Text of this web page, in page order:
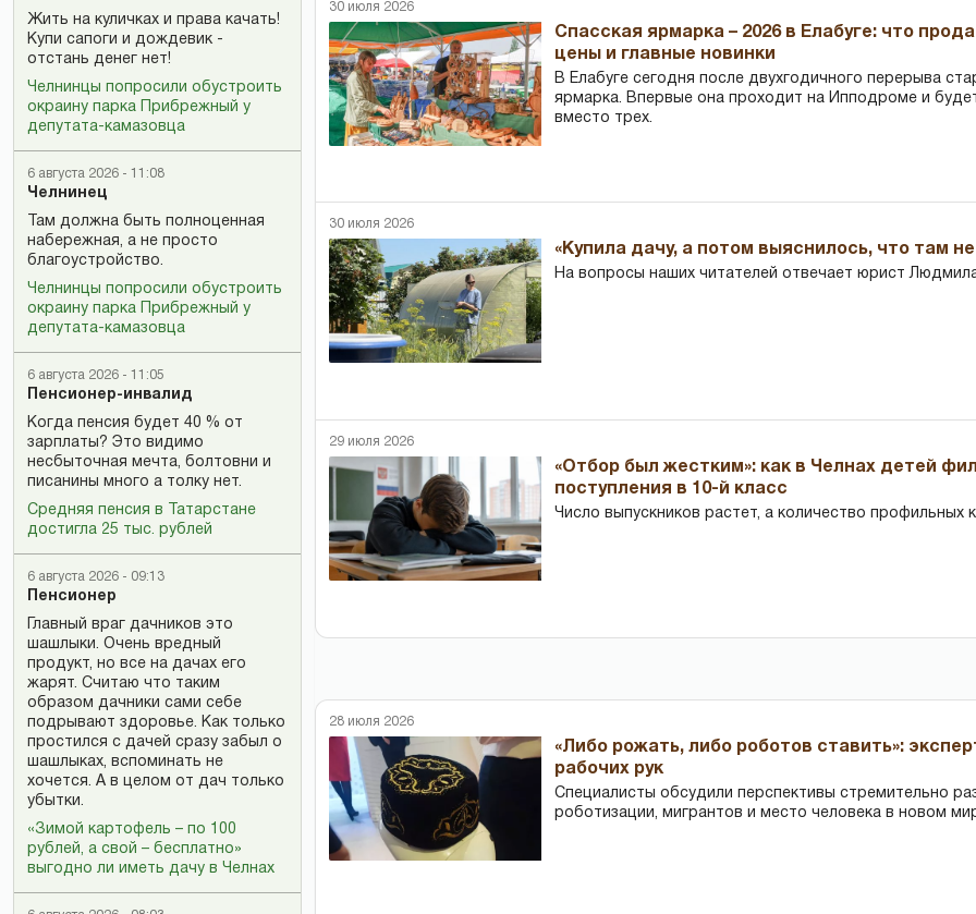
Жить на куличках и права качать!
Купи сапоги и дождевик -
отстань денег нет!
Челнинцы попросили обустроить
окраину парка Прибрежный у
депутата-камазовца
6 августа 2026 - 11:08
Челнинец
Там должна быть полноценная
набережная, а не просто
благоустройство.
Челнинцы попросили обустроить
окраину парка Прибрежный у
депутата-камазовца
6 августа 2026 - 11:05
Пенсионер-инвалид
Когда пенсия будет 40 % от
зарплаты? Это видимо
несбыточная мечта, болтовни и
писанины много а толку нет.
Средняя пенсия в Татарстане
достигла 25 тыс. рублей
6 августа 2026 - 09:13
Пенсионер
Главный враг дачников это
шашлыки. Очень вредный
продукт, но все на дачах его
жарят. Считаю что таким
образом дачники сами себе
подрывают здоровье. Как только
простился с дачей сразу забыл о
шашлыках, вспоминать не
хочется. А в целом от дач только
убытки.
«Зимой картофель – по 100
рублей, а свой – бесплатно»
выгодно ли иметь дачу в Челнах
30 июля 2026
Спасская ярмарка – 2026 в Елабуге: что
цены и главные новинки
В Елабуге сегодня после двухгодичного перерыва
ярмарка. Впервые она проходит на Ипподроме и
вместо трех.
30 июля 2026
«Купила дачу, а потом выяснилось, что там
На вопросы наших читателей отвечает юрист
29 июля 2026
«Отбор был жестким»: как в Челнах детей
поступления в 10-й класс
Число выпускников растет, а количество профильных
28 июля 2026
«Либо рожать, либо роботов ставить»:
рабочих рук
Специалисты обсудили перспективы стремительно
роботизации, мигрантов и место человека в новом